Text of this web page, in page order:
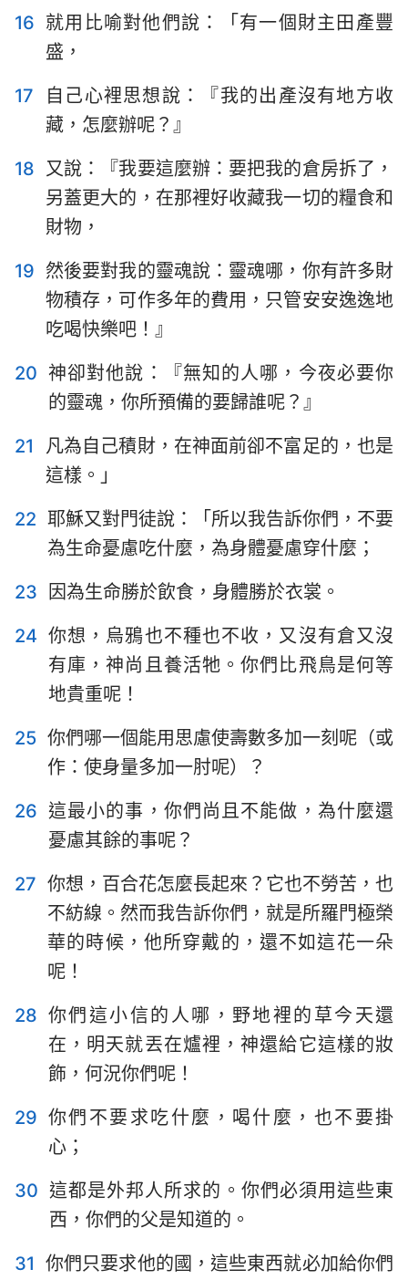
16 就用比喻對他們說：「有一個財主田產豐
盛，
17
自己心裡思想說：『我的出產沒有地方收
藏，怎麼辦呢？』
18 又說：『我要這麼辦：要把我的倉房拆了，
另蓋更大的，在那裡好收藏我一切的糧食和
財物，
19 然後要對我的靈魂說：靈魂哪，你有許多財
物積存，可作多年的費用，只管安安逸逸地
吃喝快樂吧！』
20 神卻對他說：『無知的人哪，今夜必要你
的靈魂，你所預備的要歸誰呢？』
21
凡為自己積財，在神面前卻不富足的，也是
這樣。」
22 耶穌又對門徒說：「所以我告訴你們，不要
為生命憂慮吃什麼，為身體憂慮穿什麼；
23
因為生命勝於飲食，身體勝於衣裳。
24 你想，烏鴉也不種也不收，又沒有倉又沒
有庫，神尚且養活牠。你們比飛鳥是何等
地貴重呢！
25 你們哪一個能用思慮使壽數多加一刻呢（或
作：使身量多加一肘呢）？
26 這最小的事，你們尚且不能做，為什麼還
憂慮其餘的事呢？
27 你想，百合花怎麼長起來？它也不勞苦，也
不紡線。然而我告訴你們，就是所羅門極榮
華的時候，他所穿戴的，還不如這花一朵
呢！
28 你們這小信的人哪，野地裡的草今天還
在，明天就丟在爐裡，神還給它這樣的妝
飾，何況你們呢！
29 你們不要求吃什麼，喝什麼，也不要掛
心；
30 這都是外邦人所求的。你們必須用這些東
西，你們的父是知道的。
31 你們只要求他的國，這些東西就必加給你們